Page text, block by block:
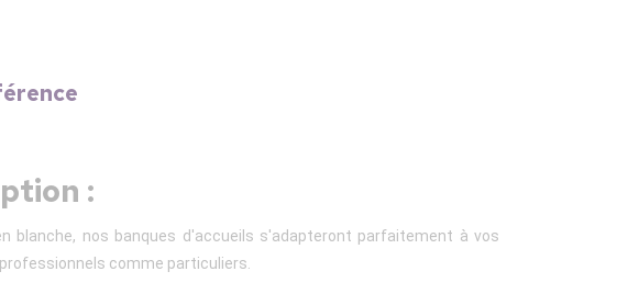
:
blanche, nos banques d'accueils s'adapteront parfaitement à vos
comme particuliers.